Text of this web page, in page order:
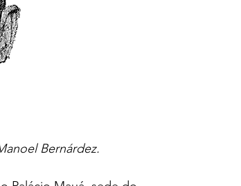
Bernárdez.